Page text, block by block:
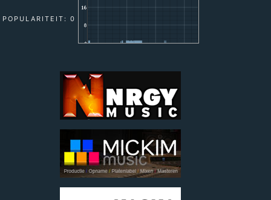
POPULARITEIT: 0